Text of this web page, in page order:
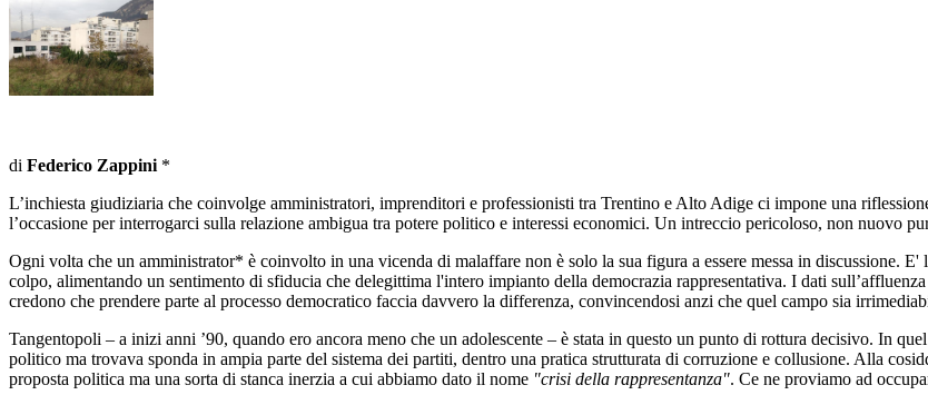
di Federico Zappini *
L’inchiesta giudiziaria che coinvolge amministratori, imprenditori e professionisti tra Trentino e Alto Adige ci impone una
l’occasione per interrogarci sulla relazione ambigua tra potere politico e interessi economici. Un intreccio pericoloso, non nuovo
Ogni volta che un amministrator* è coinvolto in una vicenda di malaffare non è solo la sua figura a essere messa in discussione.
colpo, alimentando un sentimento di sfiducia che delegittima l'intero impianto della democrazia rappresentativa. I dati
credono che prendere parte al processo democratico faccia davvero la differenza, convincendosi anzi che quel campo sia
Tangentopoli – a inizi anni ’90, quando ero ancora meno che un adolescente – è stata in questo un punto di rottura decisivo. In
politico ma trovava sponda in ampia parte del sistema dei partiti, dentro una pratica strutturata di corruzione e collusione. Alla
proposta politica ma una sorta di stanca inerzia a cui abbiamo dato il nome "crisi della rappresentanza". Ce ne proviamo ad